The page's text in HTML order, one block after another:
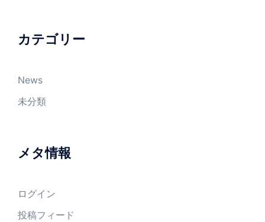
カテゴリー
News
未分類
メタ情報
ログイン
投稿フィード